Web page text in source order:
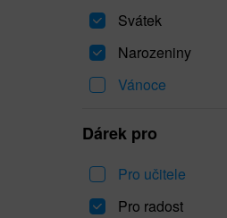
Svátek
Narozeniny
Vánoce
Dárek pro
Pro učitele
Pro radost